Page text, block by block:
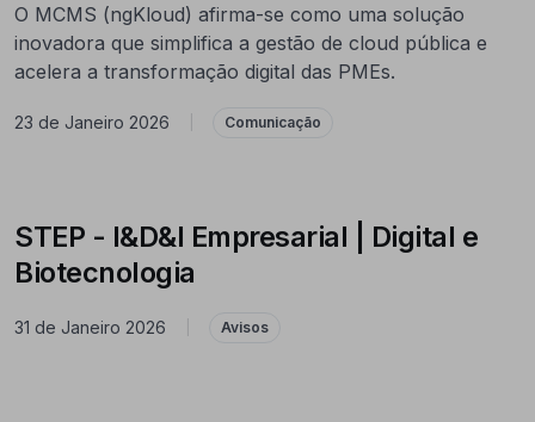
O MCMS (ngKloud) afirma-se como uma solução
inovadora que simplifica a gestão de cloud pública e
acelera a transformação digital das PMEs.
23 de Janeiro 2026 Comunicação
STEP - I&D&I Empresarial | Digital e
Biotecnologia
31 de Janeiro 2026 Avisos